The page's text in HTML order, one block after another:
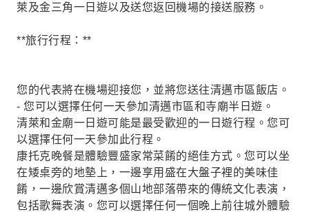
萊及金三角一日遊以及送您返回機場的接送服務。
**旅行行程：**
您的代表將在機場迎接您，並將您送往清邁市區飯店。
- 您可以選擇任何一天參加清邁市區和寺廟半日遊。
清萊和金廟一日遊可能是最受歡迎的一日遊行程。您可
以選擇任何一天參加此行程。
康托克晚餐是體驗豐盛家常菜餚的絕佳方式。您可以坐
在矮桌旁的地墊上，一邊享用盛在大盤子裡的美味佳
餚，一邊欣賞清邁多個山地部落帶來的傳統文化表演，
包括歌舞表演。您可以選擇任何一個晚上前往城外體驗